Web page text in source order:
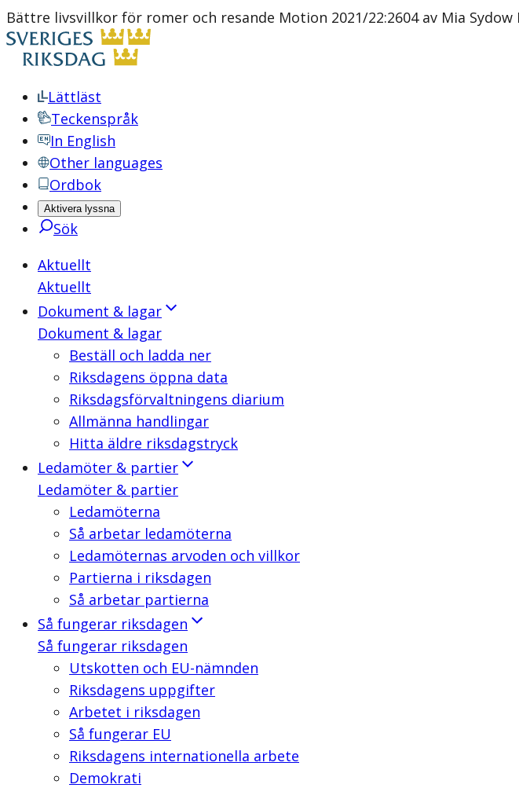
Bättre livsvillkor för romer och resande Motion 2021/22:2604 av Mia Sydow
Lättläst
Teckenspråk
In English
Other languages
Ordbok
Aktivera lyssna
Sök
Aktuellt
Aktuellt
Dokument & lagar
Dokument & lagar
Beställ och ladda ner
Riksdagens öppna data
Riksdagsförvaltningens diarium
Allmänna handlingar
Hitta äldre riksdagstryck
Ledamöter & partier
Ledamöter & partier
Ledamöterna
Så arbetar ledamöterna
Ledamöternas arvoden och villkor
Partierna i riksdagen
Så arbetar partierna
Så fungerar riksdagen
Så fungerar riksdagen
Utskotten och EU-nämnden
Riksdagens uppgifter
Arbetet i riksdagen
Så fungerar EU
Riksdagens internationella arbete
Demokrati